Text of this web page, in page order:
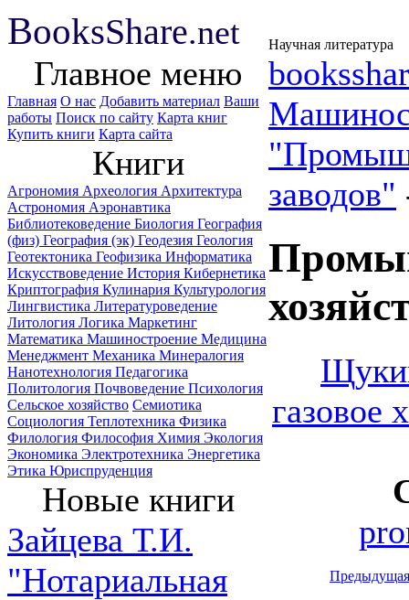
BooksShare.net Научная литература
Главное меню
Главная О нас Добавить материал Ваши
работы Поиск по сайту Карта книг
Купить книги Карта сайта
Книги
Агрономия Археология Архитектура
Астрономия Аэронавтика
Библиотековедение Биология География
(физ) География (эк) Геодезия Геология
Геотектоника Геофизика Информатика
Искусствоведение История Кибернетика
Криптография Кулинария Культурология
Лингвистика Литературоведение
Литология Логика Маркетинг
Математика Машиностроение Медицина
Менеджмент Механика Минералогия
Нанотехнология Педагогика
Политология Почвоведение Психология
Сельское хозяйство Семиотика
Социология Теплотехника Физика
Филология Философия Химия Экология
Экономика Электротехника Энергетика
Этика Юриспруденция
Новые книги
Зайцева Т.И.
"Нотариальная
заводов"
газовое
Предыдущая